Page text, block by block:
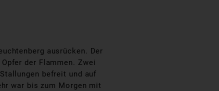
ausrücken. Der
der Flammen. Zwei
befreit und auf
war bis zum Morgen mit